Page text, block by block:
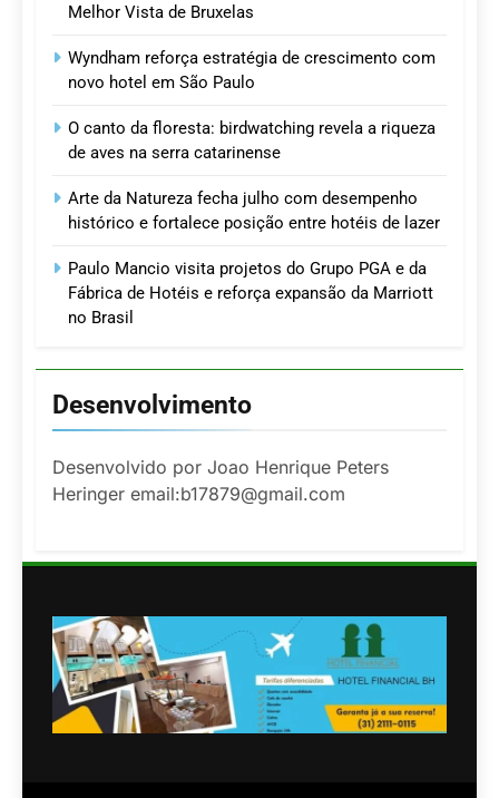
Melhor Vista de Bruxelas
Wyndham reforça estratégia de crescimento com
novo hotel em São Paulo
O canto da floresta: birdwatching revela a riqueza
de aves na serra catarinense
Arte da Natureza fecha julho com desempenho
histórico e fortalece posição entre hotéis de lazer
Paulo Mancio visita projetos do Grupo PGA e da
Fábrica de Hotéis e reforça expansão da Marriott
no Brasil
Desenvolvimento
Desenvolvido por Joao Henrique Peters
Heringer email:b17879@gmail.com